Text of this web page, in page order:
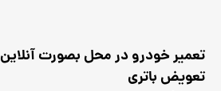
تعمیر خودرو در محل بصورت آنلاین
تعویض باتری